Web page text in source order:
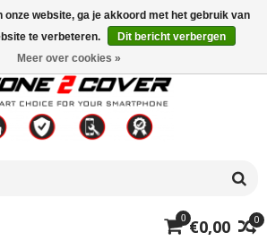
0
0 €0,00
onze website, ga je akkoord met het gebruik van
te verbeteren.
Dit bericht verbergen
Meer over cookies »